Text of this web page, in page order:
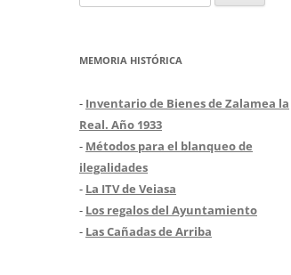
MEMORIA HISTÓRICA
- Inventario de Bienes de Zalamea la
Real. Año 1933
- Métodos para el blanqueo de
ilegalidades
- La ITV de Veiasa
- Los regalos del Ayuntamiento
- Las Cañadas de Arriba